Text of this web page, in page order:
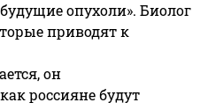
опухоли». Биолог
приводят к
он
россияне будут